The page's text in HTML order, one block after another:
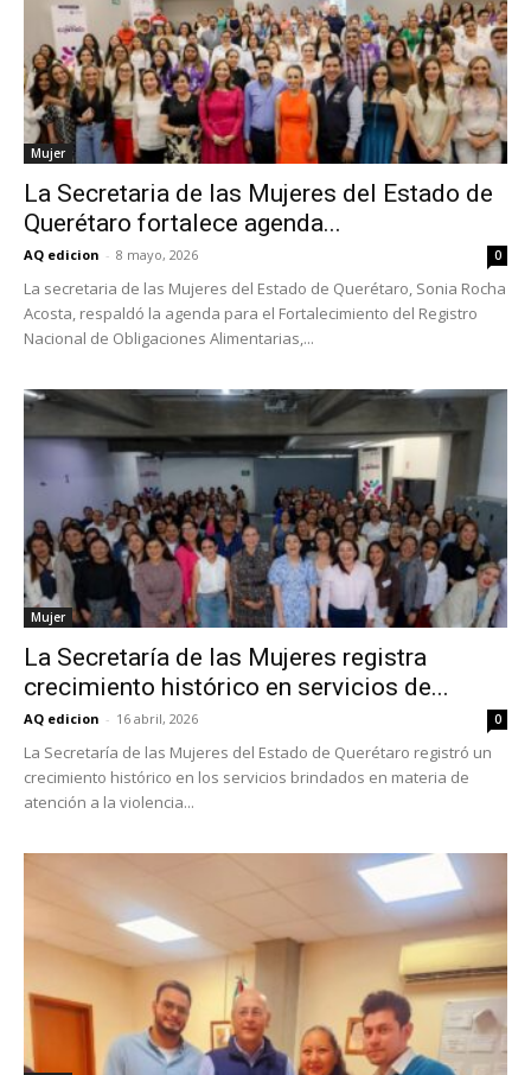
Mujer
La Secretaria de las Mujeres del Estado de
Querétaro fortalece agenda...
AQ edicion - 8 mayo, 2026 0
La secretaria de las Mujeres del Estado de Querétaro, Sonia Rocha
Acosta, respaldó la agenda para el Fortalecimiento del Registro
Nacional de Obligaciones Alimentarias,...
Mujer
La Secretaría de las Mujeres registra
crecimiento histórico en servicios de...
AQ edicion - 16 abril, 2026 0
La Secretaría de las Mujeres del Estado de Querétaro registró un
crecimiento histórico en los servicios brindados en materia de
atención a la violencia...